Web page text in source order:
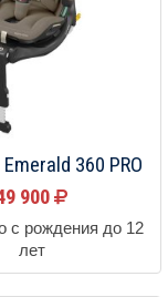
360 PRO
900
с рождения до 12
лет